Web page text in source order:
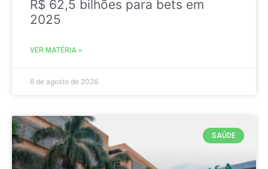
R$ 62,5 bilhões para bets em
2025
VER MATÉRIA »
6 de agosto de 2026
SAÚDE